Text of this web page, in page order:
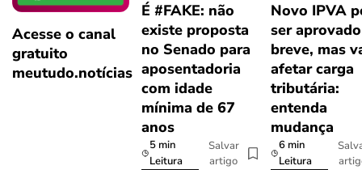
Acesse o canal
gratuito
meutudo.notícias
É #FAKE: não
existe proposta
no Senado para
aposentadoria
com idade
mínima de 67
anos
5 min
Leitura
Salvar
artigo
Novo IPVA
ser
breve, mas
afetar carga
tributária:
entenda
mudança
6 min
Leitura